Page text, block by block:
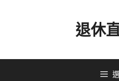
退休